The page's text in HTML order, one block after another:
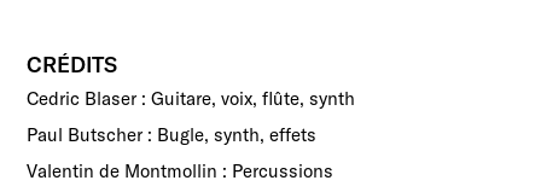
CRÉDITS
Cedric Blaser : Guitare, voix, flûte, synth
Paul Butscher : Bugle, synth, effets
Valentin de Montmollin : Percussions